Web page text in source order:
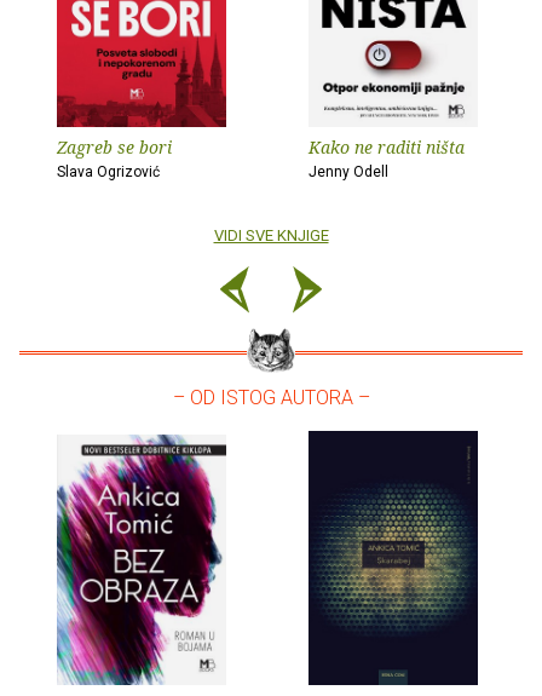
Zagreb se bori
Slava Ogrizović
Kako ne raditi ništa
Jenny Odell
VIDI SVE KNJIGE
– OD ISTOG AUTORA –